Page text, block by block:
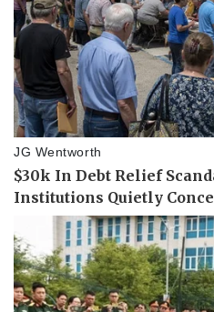
Kinh tế
Bất động sản
Khởi nghiệp